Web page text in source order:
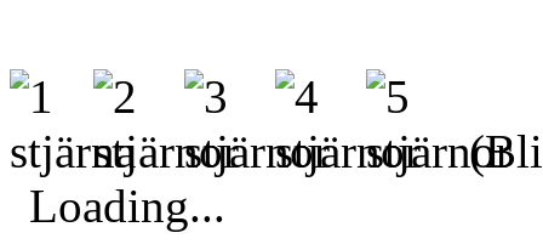
(Bli
Loading...